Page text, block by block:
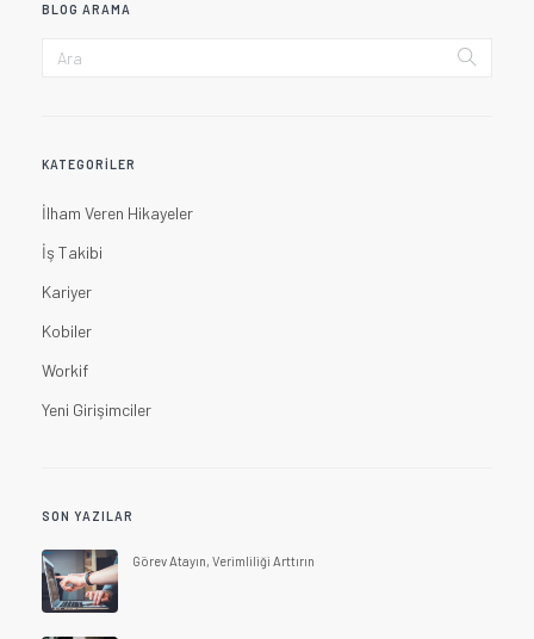
BLOG ARAMA
KATEGORILER
İlham Veren Hikayeler
İş Takibi
Kariyer
Kobiler
Workif
Yeni Girişimciler
SON YAZILAR
Görev Atayın, Verimliliği Arttırın